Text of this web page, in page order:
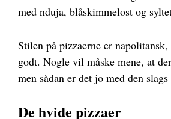
med nduja, blåskimmelost og
Stilen på pizzaerne er
godt. Nogle vil måske mene, at
men sådan er det jo med den slags
De hvide pizzaer